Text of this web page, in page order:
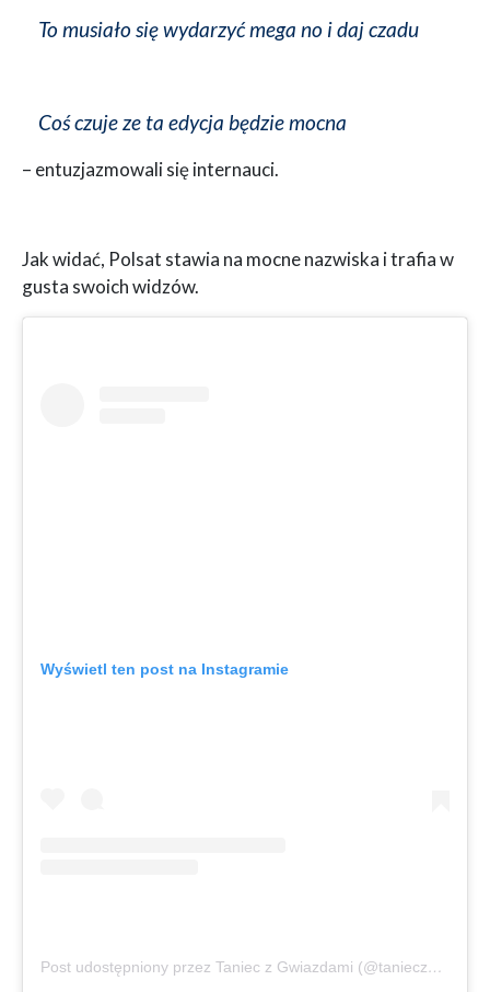
To musiało się wydarzyć mega no i daj czadu
Coś czuje ze ta edycja będzie mocna
– entuzjazmowali się internauci.
Jak widać, Polsat stawia na mocne nazwiska i trafia w
gusta swoich widzów.
Wyświetl ten post na Instagramie
Post udostępniony przez Taniec z Gwiazdami (@tanieczgwiazdami)